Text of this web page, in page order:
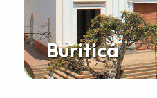
Buriticá